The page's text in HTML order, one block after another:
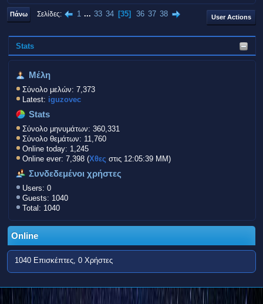
Stats
Μέλη
Σύνολο μελών: 7,373
Latest: iguzovec
Stats
Σύνολο μηνυμάτων: 360,331
Σύνολο θεμάτων: 11,760
Online today: 1,245
Online ever: 7,398 (Χθες στις 12:05:39 ΜΜ)
Συνδεδεμένοι χρήστες
Users: 0
Guests: 1040
Total: 1040
Πάνω Σελίδες 1 ... 33 34 35 36 37 38 User Actions
Online
1040 Επισκέπτες, 0 Χρήστες